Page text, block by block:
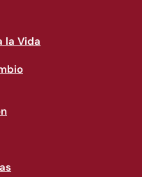
la Vida